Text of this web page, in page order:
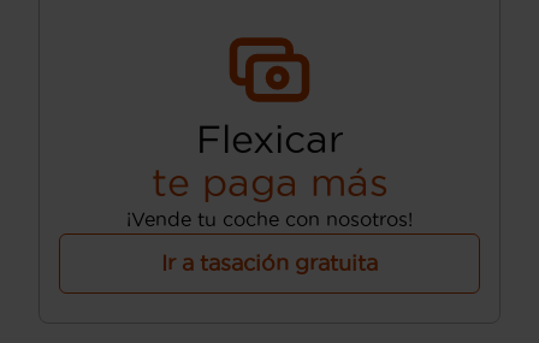
Flexicar
te paga más
¡Vende tu coche con nosotros!
Ir a tasación gratuita